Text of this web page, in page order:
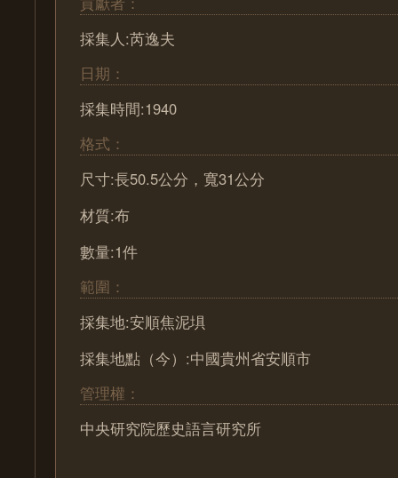
採集人:芮逸夫
日期：
採集時間:1940
格式：
尺寸:長50.5公分，寬31公分
材質:布
數量:1件
範圍：
採集地:安順焦泥埧
採集地點（今）:中國貴州省安順市
管理權：
中央研究院歷史語言研究所